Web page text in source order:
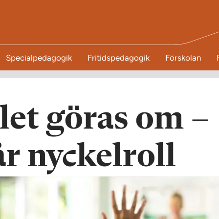
Specialpedagogik Fritidspedagogik Förskolan
göras om –
nyckelroll